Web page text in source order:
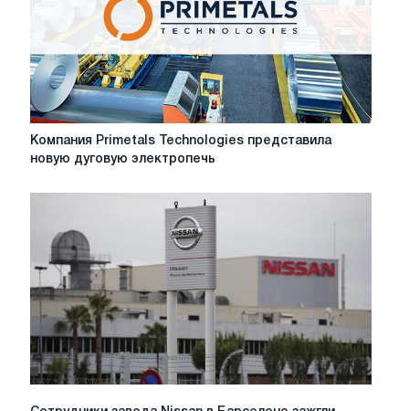
Компания
представила
дуговую
электропечь
Компания Primetals Technologies представила
новую дуговую электропечь
Сотрудники